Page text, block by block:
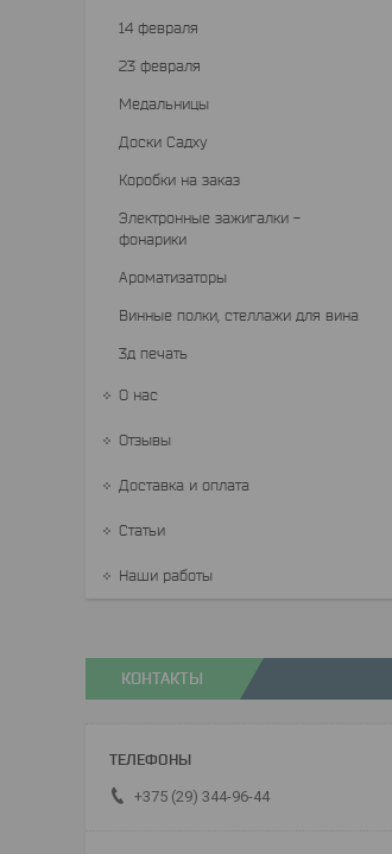
14 февраля
23 февраля
Медальницы
Доски Садху
Коробки на заказ
Электронные зажигалки -
фонарики
Ароматизаторы
Винные полки, стеллажи для вина
3д печать
О нас
Отзывы
Доставка и оплата
Статьи
Наши работы
КОНТАКТЫ
+375 (29) 344-96-44